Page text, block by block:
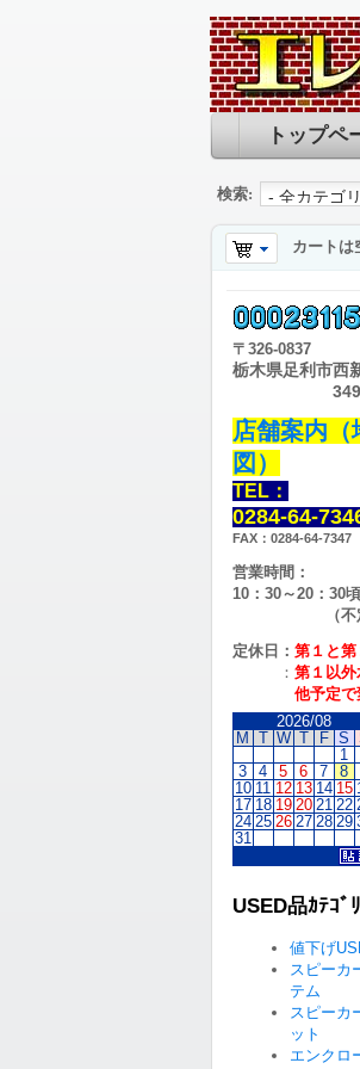
トップペ
検索:
カートは
〒 326-0837
栃木県足利市西
店舗案内（
図）
TEL：
0284-64-
FAX：0284-64-7347
営業時間：
10：30～20：30頃
（不定
定休日： 第１と第
： 第１以外
他予定で変
2026/08
M
T W T F S
1
3
4 5 6 7 8
10 11 12 13 14 15
17 18 19 20 21 22
24 25 26 27 28 29
31
USED品ｶﾃｺﾞﾘ
値下げ
スピーカ
テム
スピーカ
ット
エンクロ